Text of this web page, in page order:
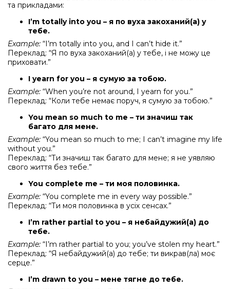
та прикладами:
I’m totally into you – я по вуха закоханий(а) у
тебе.
Example: “I’m totally into you, and I can’t hide it.”
Переклад: “Я по вуха закоханий(а) у тебе, і не можу це
приховати.”
I yearn for you – я сумую за тобою.
Example: “When you’re not around, I yearn for you.”
Переклад: “Коли тебе немає поруч, я сумую за тобою.”
You mean so much to me – ти значиш так
багато для мене.
Example: “You mean so much to me; I can’t imagine my life
without you.”
Переклад: “Ти значиш так багато для мене; я не уявляю
свого життя без тебе.”
You complete me – ти моя половинка.
Example: “You complete me in every way possible.”
Переклад: “Ти моя половинка в усіх сенсах.”
I’m rather partial to you – я небайдужий(а) до
тебе.
Example: “I’m rather partial to you; you’ve stolen my heart.”
Переклад: “Я небайдужий(а) до тебе; ти викрав(ла) моє
серце.”
I’m drawn to you – мене тягне до тебе.